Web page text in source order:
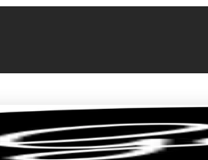
Geschenke GrillenFeinkost-Abo